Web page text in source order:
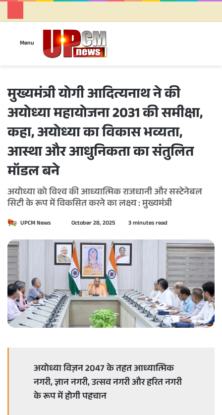
Menu
मुख्यमंत्री योगी आदित्यनाथ ने की
अयोध्या महायोजना 2031 की समीक्षा,
कहा, अयोध्या का विकास भव्यता,
आस्था और आधुनिकता का संतुलित
मॉडल बने
अयोध्या को विश्व की आध्यात्मिक राजधानी और सस्टेनेबल
सिटी के रूप में विकसित करने का लक्ष्य : मुख्यमंत्री
UPCM News
n
d
e
m
a
i
October 28, 2025 3 minutes read
अयोध्या विज़न 2047 के तहत आध्यात्मिक
नगरी, ज्ञान नगरी, उत्सव नगरी और हरित नगरी
के रूप में होगी पहचान